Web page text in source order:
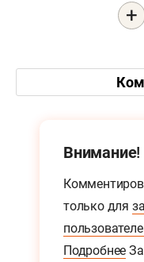
+
Внимание!
только для
Подробнее